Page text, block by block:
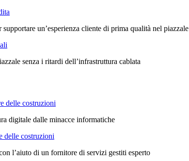
un’esperienza cliente di prima qualità nel piazzale
senza i ritardi dell’infrastruttura cablata
delle costruzioni
digitale dalle minacce informatiche
delle costruzioni
l’aiuto di un fornitore di servizi gestiti esperto